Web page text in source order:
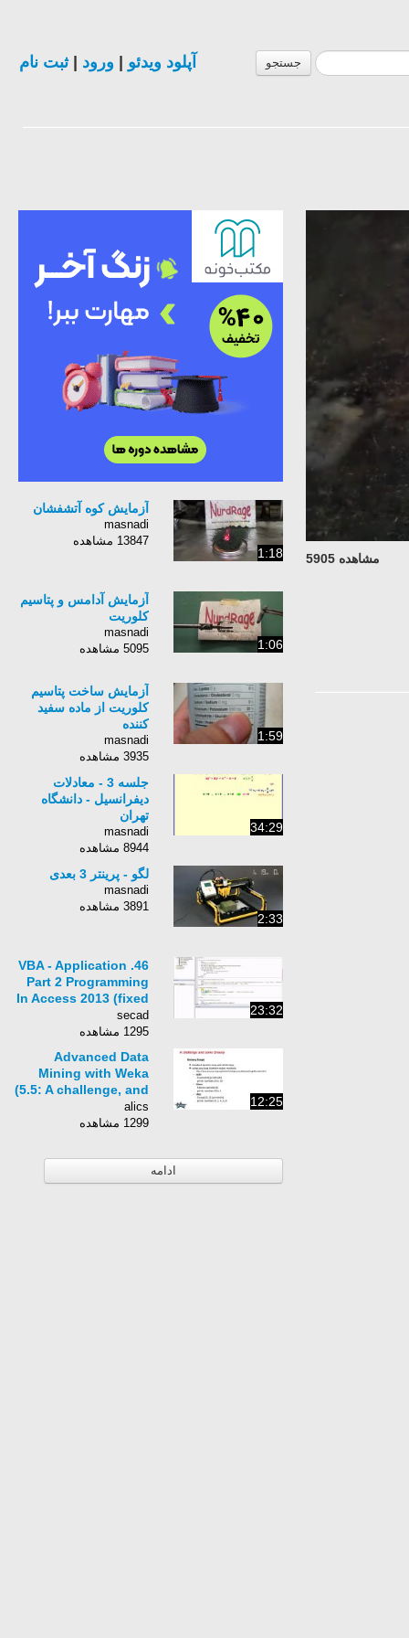
جستجو آپلود ویدئو ورود |ثبت نام
مشاهده 5905 1:18
آزمایش کوه آتشفشان
masnadi
13847 مشاهده
1:06
آزمایش آدامس و پتاسیم
کلوریت
masnadi
5095 مشاهده
1:59
آزمایش ساخت پتاسیم
کلوریت از ماده سفید
کننده
masnadi
3935 مشاهده
34:29
جلسه 3 - معادلات
دیفرانسیل - دانشگاه
تهران
masnadi
8944 مشاهده
2:33
لگو - پرینتر 3 بعدی
masnadi
3891 مشاهده
23:32
46. VBA - Application
Part 2 Programming
In Access 2013 (fixed
audio)
secad
1295 مشاهده
12:25
Advanced Data
Mining with Weka
(5.5: A challenge, and
some Groovy)
alics
1299 مشاهده
ادامه